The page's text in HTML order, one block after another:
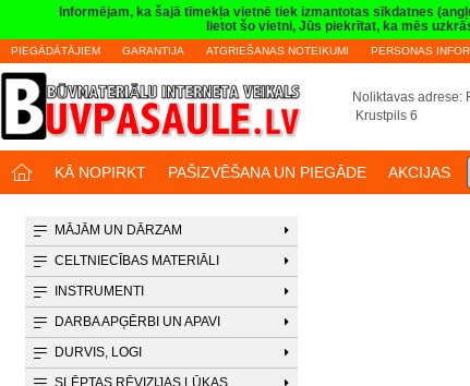
Informējam, ka šajā tīmekļa vietnē tiek izmantotas sīkdatnes
lietot šo vietni, Jūs piekrītat, ka mēs
PIEGĀDĀTĀJIEM GARANTIJA ATGRIEŠANAS NOTEIKUMI PERSONAS
Noliktavas adrese:
Krustpils 6
KĀ NOPIRKT PAŠIZVĒŠANA UN PIEGĀDE AKCIJAS
MĀJĀM UN DĀRZAM
CELTNIECĪBAS MATERIĀLI
INSTRUMENTI
DARBA APĢĒRBI UN APAVI
DURVIS, LOGI
SLĒPTAS RĒVIZIJAS LŪKAS